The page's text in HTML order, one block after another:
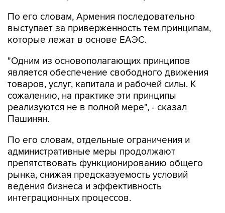
По его словам, Армения последовательно
выступает за приверженность тем принципам,
которые лежат в основе ЕАЭС.
"Одним из основополагающих принципов
является обеспечение свободного движения
товаров, услуг, капитала и рабочей силы. К
сожалению, на практике эти принципы
реализуются не в полной мере", - сказал
Пашинян.
По его словам, отдельные ограничения и
административные меры продолжают
препятствовать функционированию общего
рынка, снижая предсказуемость условий
ведения бизнеса и эффективность
интеграционных процессов.